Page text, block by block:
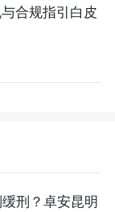
合规指引白皮
刑？卓安昆明